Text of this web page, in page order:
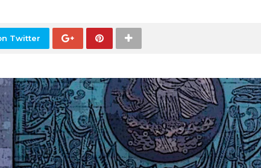
Twitter